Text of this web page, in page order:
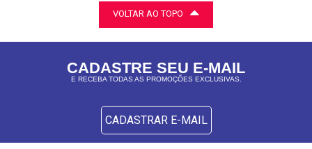
VOLTAR AO TOPO
CADASTRE SEU E-MAIL
E RECEBA TODAS AS PROMOÇÕES EXCLUSIVAS.
CADASTRAR E-MAIL